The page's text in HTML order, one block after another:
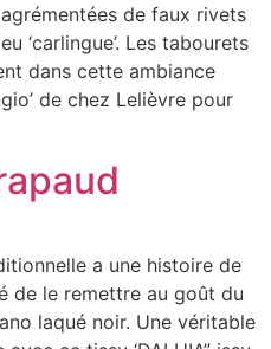
de faux rivets
‘carlingue’. Les tabourets
dans cette ambiance
de chez Lelièvre pour
a une histoire de
de le remettre au goût du
laqué noir. Une véritable